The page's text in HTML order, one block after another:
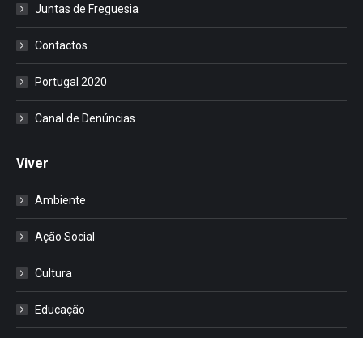
Juntas de Freguesia
Contactos
Portugal 2020
Canal de Denúncias
Viver
Ambiente
Ação Social
Cultura
Educação